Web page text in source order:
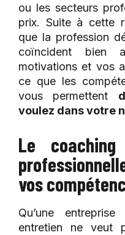
ou les secteurs
prix. Suite à cette
que la profession
coïncident bien
motivations et vos
ce que les
vous permettent
voulez dans votre
Le
vos
Qu’une
entretien ne veut